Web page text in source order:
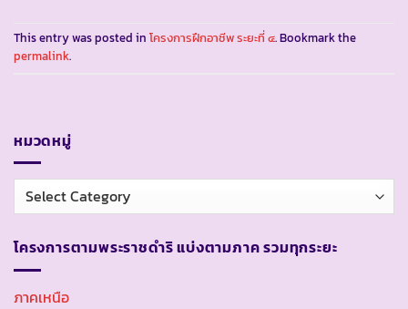
This entry was posted in โครงการฝึกอาชีพ ระยะที่ ๔. Bookmark the
permalink.
หมวดหมู่
หมวด
หมู่
โครงการตามพระราชดำริ แบ่งตามภาค รวมทุกระยะ
ภาคเหนือ